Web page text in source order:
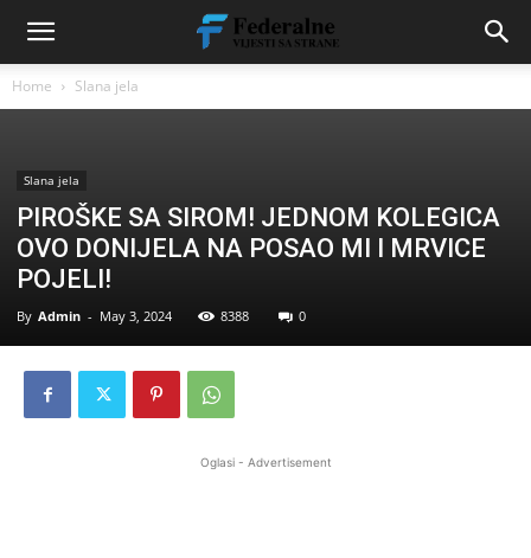
Home Slana jela
Slana jela
PIROŠKE SA SIROM! JEDNOM KOLEGICA
OVO DONIJELA NA POSAO MI I MRVICE
POJELI!
By Admin - May 3, 2024 8388 0
Oglasi - Advertisement